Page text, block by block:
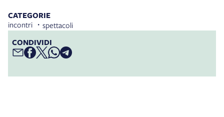
CATEGORIE
incontri spettacoli
CONDIVIDI